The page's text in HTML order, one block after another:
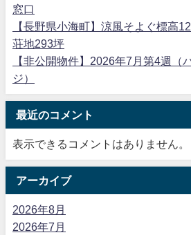
窓口
【長野県小海町】涼風そよぐ標高
荘地293坪
【非公開物件】2026年7月第4週（
ジ）
最近のコメント
表示できるコメントはありません。
アーカイブ
2026年8月
2026年7月